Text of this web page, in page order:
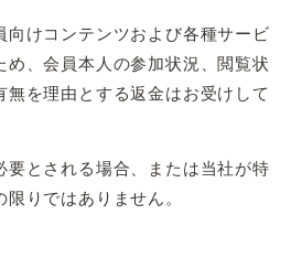
向けコンテンツおよび各種サービ
め、会員本人の参加状況、閲覧状
を理由とする返金はお受けして
要とされる場合、または当社が特
りではありません。